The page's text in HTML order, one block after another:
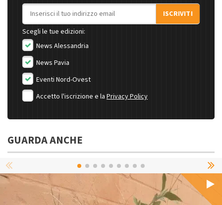
Indirizzo email
ISCRIVITI
Scegli le tue edizioni:
News Alessandria
News Pavia
Eventi Nord-Ovest
Accetto l'iscrizione e la Privacy Policy
GUARDA ANCHE